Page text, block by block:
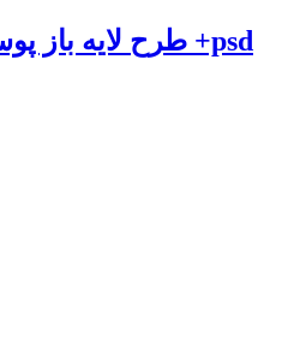
طرح لایه باز پوستر شهرداری رشت +psd